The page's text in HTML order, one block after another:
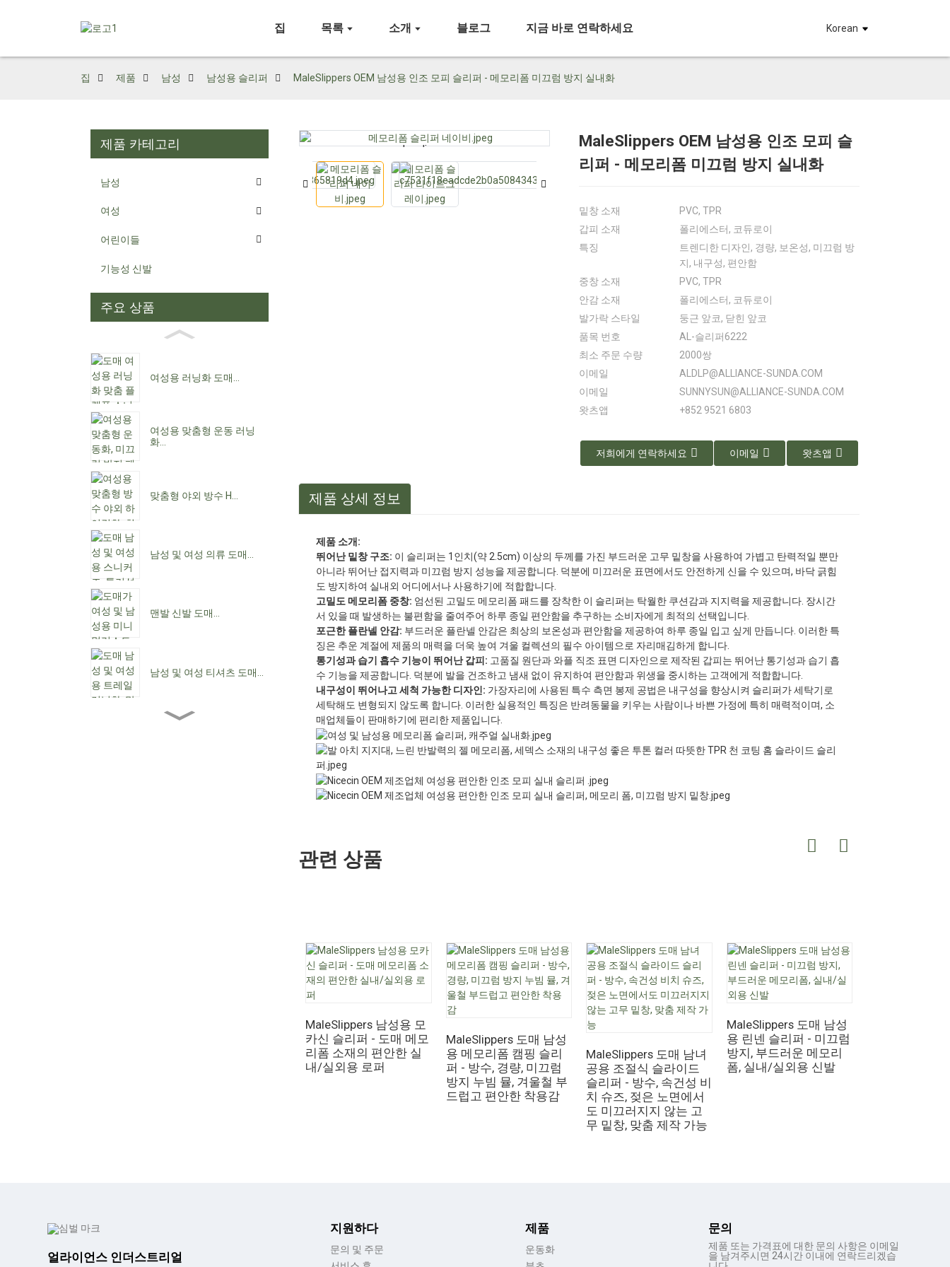
집 목록 소개 블로그 지금 바로 연락하세요 Korean
집 제품 남성 남성용 슬리퍼 MaleSlippers OEM 남성용 인조 모피 슬리퍼 - 메모리폼 미끄럼 방지 실내화
제품 카테고리
남성
여성
어린이들
기능성 신발
주요 상품
여성용 러닝화 도매...
여성용 맞춤형 운동 러닝
화...
맞춤형 야외 방수 H...
남성 및 여성 의류 도매...
맨발 신발 도매...
남성 및 여성 티셔츠 도매...
Loading...
Loading... Loading...
Loading... Loading...
Loading...
MaleSlippers OEM 남성용 인조 모피 슬
리퍼 - 메모리폼 미끄럼 방지 실내화
밑창 소재
PVC, TPR
갑피 소재
폴리에스터, 코듀로이
특징
트렌디한 디자인, 경량, 보온성, 미끄럼 방
지, 내구성, 편안함
중창 소재
PVC, TPR
안감 소재
폴리에스터, 코듀로이
발가락 스타일
둥근 앞코, 닫힌 앞코
품목 번호
AL-슬리퍼6222
최소 주문 수량
2000쌍
이메일
ALDLP@ALLIANCE-SUNDA.COM
이메일
SUNNYSUN@ALLIANCE-SUNDA.COM
왓츠앱
+852 9521 6803
저희에게 연락하세요 이메일 왓츠앱
제품 상세 정보
제품 소개:
뛰어난 밑창 구조: 이 슬리퍼는 1인치(약 2.5cm) 이상의 두께를 가진 부드러운 고무 밑창을 사용하여 가볍고 탄력적일 뿐만
아니라 뛰어난 접지력과 미끄럼 방지 성능을 제공합니다. 덕분에 미끄러운 표면에서도 안전하게 신을 수 있으며, 바닥 긁힘
도 방지하여 실내외 어디에서나 사용하기에 적합합니다.
고밀도 메모리폼 중창: 엄선된 고밀도 메모리폼 패드를 장착한 이 슬리퍼는 탁월한 쿠션감과 지지력을 제공합니다. 장시간
서 있을 때 발생하는 불편함을 줄여주어 하루 종일 편안함을 추구하는 소비자에게 최적의 선택입니다.
포근한 플란넬 안감: 부드러운 플란넬 안감은 최상의 보온성과 편안함을 제공하여 하루 종일 입고 싶게 만듭니다. 이러한 특
징은 추운 계절에 제품의 매력을 더욱 높여 겨울 컬렉션의 필수 아이템으로 자리매김하게 합니다.
통기성과 습기 흡수 기능이 뛰어난 갑피: 고품질 원단과 와플 직조 표면 디자인으로 제작된 갑피는 뛰어난 통기성과 습기 흡
수 기능을 제공합니다. 덕분에 발을 건조하고 냄새 없이 유지하여 편안함과 위생을 중시하는 고객에게 적합합니다.
내구성이 뛰어나고 세척 가능한 디자인: 가장자리에 사용된 특수 측면 봉제 공법은 내구성을 향상시켜 슬리퍼가 세탁기로
세탁해도 변형되지 않도록 합니다. 이러한 실용적인 특징은 반려동물을 키우는 사람이나 바쁜 가정에 특히 매력적이며, 소
매업체들이 판매하기에 편리한 제품입니다.
관련 상품
MaleSlippers 남성용 모
카신 슬리퍼 - 도매 메모
리폼 소재의 편안한 실
내/실외용 로퍼
MaleSlippers 도매 남성
용 메모리폼 캠핑 슬리
퍼 - 방수, 경량, 미끄럼
방지 누빔 뮬, 겨울철 부
드럽고 편안한 착용감
MaleSlippers 도매 남녀
공용 조절식 슬라이드
슬리퍼 - 방수, 속건성 비
치 슈즈, 젖은 노면에서
도 미끄러지지 않는 고
무 밑창, 맞춤 제작 가능
MaleSlippers 도매 남성
용 린넨 슬리퍼 - 미끄럼
방지, 부드러운 메모리
폼, 실내/실외용 신발
얼라이언스 인더스트리얼
지원하다
문의 및 주문
제품
운동화
문의
제품 또는 가격표에 대한 문의 사항은 이메일
을 남겨주시면 24시간 이내에 연락드리겠습